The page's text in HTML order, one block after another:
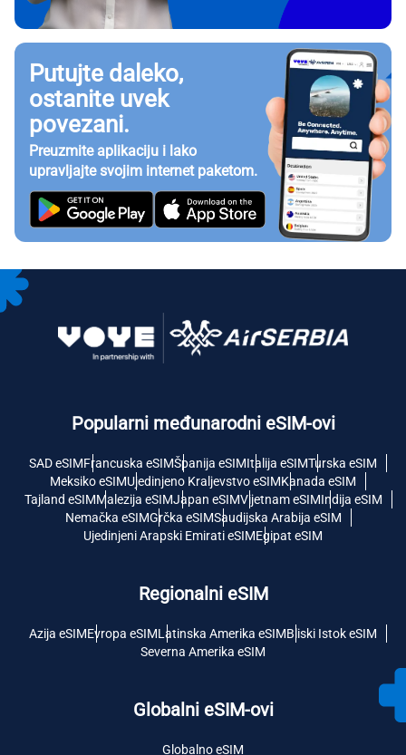
Putujte daleko,
ostanite uvek
povezani.
Preuzmite aplikaciju i lako
upravljajte svojim internet paketom.
Popularni međunarodni eSIM-ovi
SAD eSIMFrancuska eSIMŠpanija eSIMItalija eSIMTurska eSIM
Meksiko eSIMUjedinjeno Kraljevstvo eSIMKanada eSIM
Tajland eSIMMalezija eSIMJapan eSIMVijetnam eSIMIndija eSIM
Nemačka eSIMGrčka eSIMSaudijska Arabija eSIM
Ujedinjeni Arapski Emirati eSIMEgipat eSIM
Regionalni eSIM
Azija eSIMEvropa eSIMLatinska Amerika eSIMBliski Istok eSIM
Severna Amerika eSIM
Globalni eSIM-ovi
Globalno eSIM